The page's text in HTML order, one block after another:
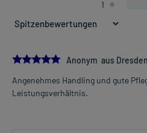
1
5.0Anonym aus Dresden
Angenehmes Handling und gute
Leistungsverhältnis.